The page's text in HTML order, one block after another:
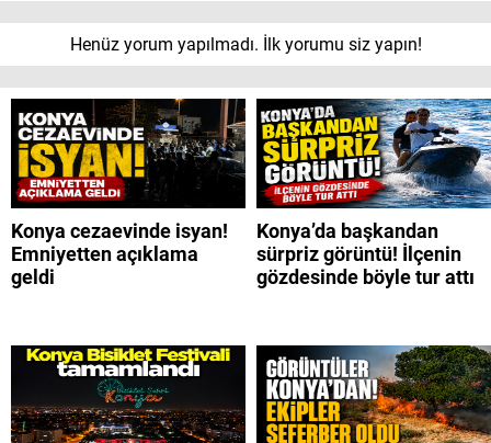
Henüz yorum yapılmadı. İlk yorumu siz yapın!
Konya cezaevinde isyan!
Emniyetten açıklama
geldi
Konya’da başkandan
sürpriz görüntü! İlçenin
gözdesinde böyle tur attı